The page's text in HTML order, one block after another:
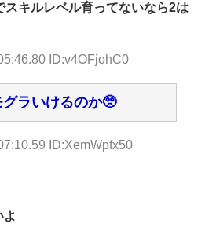
スキルレベル育ってないなら2は
ID:v4OFjohC0
ラいけるのか🥺
ID:XemWpfx50